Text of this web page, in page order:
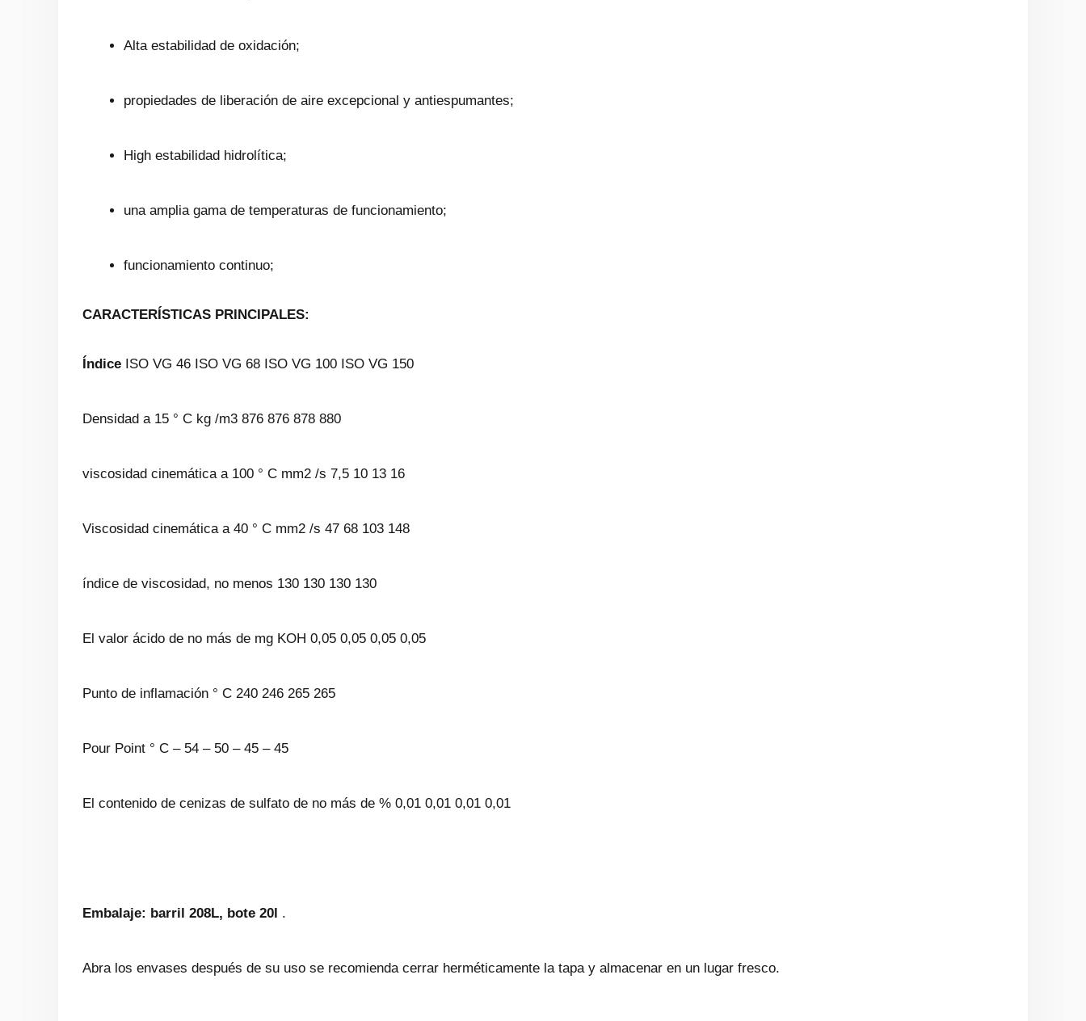
Alta estabilidad de oxidación;
propiedades de liberación de aire excepcional y antiespumantes;
High estabilidad hidrolítica;
una amplia gama de temperaturas de funcionamiento;
funcionamiento continuo;
CARACTERÍSTICAS PRINCIPALES:
Índice ISO VG 46 ISO VG 68 ISO VG 100 ISO VG 150
Densidad a 15 ° C kg /m3 876 876 878 880
viscosidad cinemática a 100 ° C mm2 /s 7,5 10 13 16
Viscosidad cinemática a 40 ° C mm2 /s 47 68 103 148
índice de viscosidad, no menos 130 130 130 130
El valor ácido de no más de mg KOH 0,05 0,05 0,05 0,05
Punto de inflamación ° C 240 246 265 265
Pour Point ° C – 54 – 50 – 45 – 45
El contenido de cenizas de sulfato de no más de % 0,01 0,01 0,01 0,01
Embalaje: barril 208L, bote 20l .
Abra los envases después de su uso se recomienda cerrar herméticamente la tapa y almacenar en un lugar fresco.